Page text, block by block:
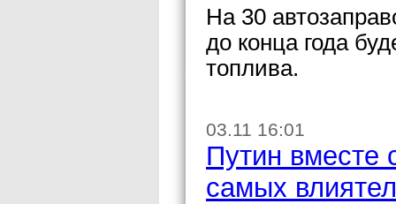
На 30
до конца года
топлива.
03.11 16:01
Путин вместе
самых